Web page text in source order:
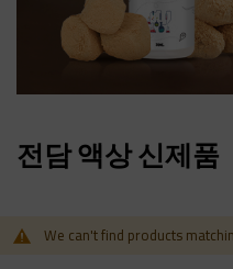
전담 액상 신제품
We can't find products